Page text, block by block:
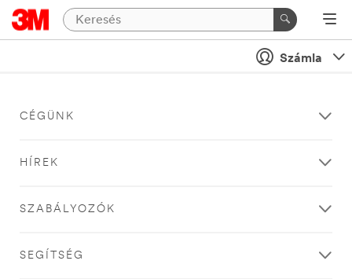
Számla
CÉGÜNK
HÍREK
SZABÁLYOZÓK
SEGÍTSÉG